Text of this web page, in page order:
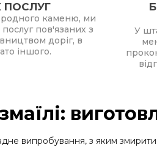
ПОСЛУГ
каменю, ми
пов'язаних з
доріг, в
іншого.
У
випробування, з яким